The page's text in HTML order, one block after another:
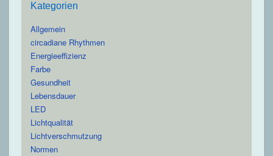
Kategorien
Allgemein
circadiane Rhythmen
Energieeffizienz
Farbe
Gesundheit
Lebensdauer
LED
Lichtqualität
Lichtverschmutzung
Normen